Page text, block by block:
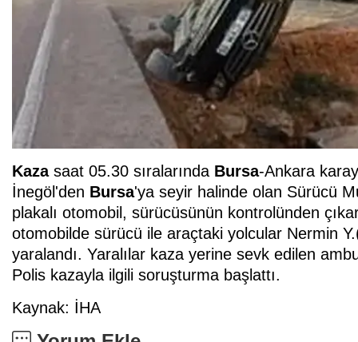
Kazasaat 05.30 sıralarında Bursa-Ankara
İnegöl'den Bursa'ya seyir halinde olan Sürücü
plakalı otomobil, sürücüsünün kontrolünden
otomobilde sürücü ile araçtaki yolcular Nermin
yaralandı. Yaralılar kaza yerine sevk edilen
Polis kazayla ilgili soruşturma başlattı.
Kaynak: İHA